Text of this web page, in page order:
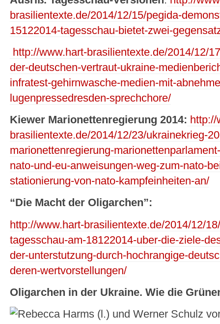
brasilientexte.de/2014/12/15/pegida-
15122014-tagesschau-bietet-zwei-
http://www.hart-brasilientexte.de/2014/12/
der-deutschen-vertraut-ukraine-
infratest-gehirnwasche-medien-mit-
lugenpressedresden-sprechchore/
Kiewer Marionettenregierung 2014:
brasilientexte.de/2014/12/23/ukrainekrieg-
marionettenregierung-
nato-und-eu-anweisungen-weg-zum-nato-
stationierung-von-nato-kampfeinheiten-an/
“Die Macht der Oligarchen”:
http://www.hart-brasilientexte.de/2014/12/
tagesschau-am-18122014-uber-die-ziele-
der-unterstutzung-durch-hochrangige-
deren-wertvorstellungen/
Oligarchen in der Ukraine. Wie die